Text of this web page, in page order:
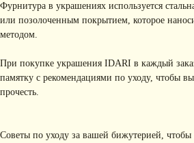
Фурнитура в украшениях используется
или позолоченным покрытием, которое
методом.
При покупке украшения IDARI в каждый
памятку с рекомендациями по уходу, чтобы
прочесть.
Советы по уходу за вашей бижутерией, чтобы